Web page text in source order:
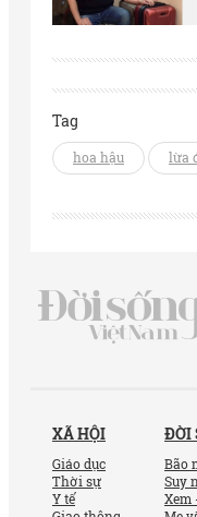
Tag
hoa hậu lừa
XÃ HỘI
Giáo dục
Thời sự
Y tế
ĐỜI
Bão
Suy
Xem